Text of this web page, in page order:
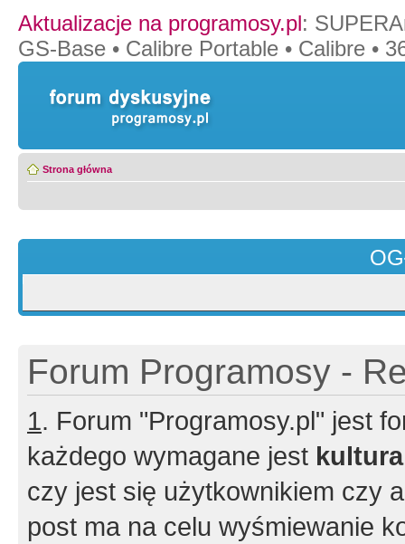
Aktualizacje na programosy.pl:
GS-Base • Calibre Portable • Calibre •
Strona główna
Forum Programosy -
1. Forum "Programosy.pl" jest
każdego wymagane jest
czy jest się użytkownikiem czy
post ma na celu wyśmiewanie